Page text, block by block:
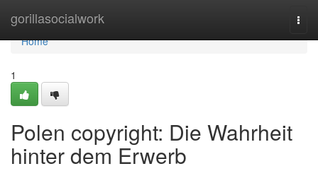
gorillasocialwork
Home
Home
1
Polen copyright: Die Wahrheit
hinter dem Erwerb